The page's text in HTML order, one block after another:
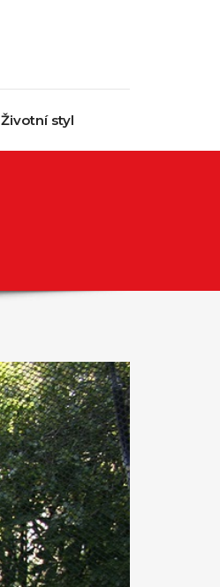
Životní styl